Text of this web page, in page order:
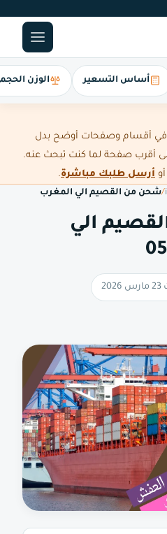
أساس التسعير الوزن
في أقسام وصفحات أوضح بدل
أقرب صفحة لما كنت تبحث عنه.
أو أرسل طلبك مباشرة.
/شحن من القصيم الي المغرب
الي